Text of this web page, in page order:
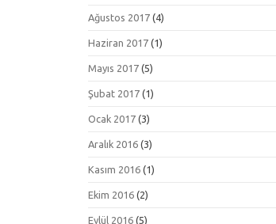
Ağustos 2017 (4)
Haziran 2017 (1)
Mayıs 2017 (5)
Şubat 2017 (1)
Ocak 2017 (3)
Aralık 2016 (3)
Kasım 2016 (1)
Ekim 2016 (2)
Eylül 2016 (5)